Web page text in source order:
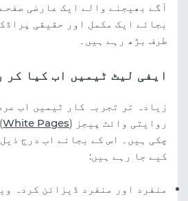
بجائے ایک مکمل اور حقیقی
طرف بڑھ رہے ہیں۔
ایفی لیٹ ٹیمیں اب کیا کر
زیادہ تر تجربہ کار ٹیمیں اب
روایتی وائٹ پیجز (White Pages
چکی ہیں۔ اس کے بجائے اب درج
کیے جا رہے ہیں:
منفرد اور منفرد ڈیزائن کردہ